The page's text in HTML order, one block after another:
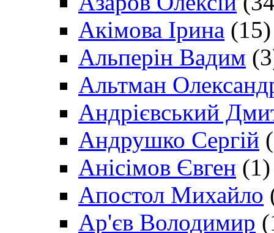
Акімова Ірина (15)
Альперін Вадим
Альтман
Андрієвський
Андрушко Сергій
Анісімов Євген (1)
Апостол Михайло
Ар'єв Володимир